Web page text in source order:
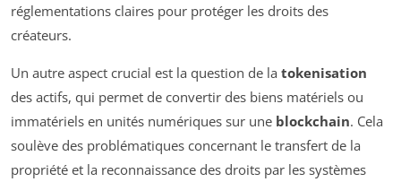
réglementations claires pour protéger les droits des
créateurs.
Un autre aspect crucial est la question de la tokenisation
des actifs, qui permet de convertir des biens matériels ou
immatériels en unités numériques sur une blockchain. Cela
soulève des problématiques concernant le transfert de la
propriété et la reconnaissance des droits par les systèmes